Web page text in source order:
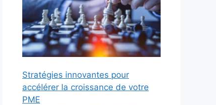
Stratégies innovantes pour
accélérer la croissance de votre
PME